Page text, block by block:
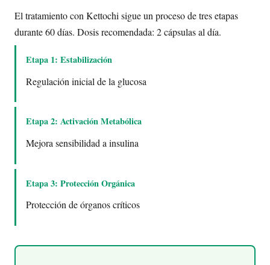
El tratamiento con Kettochi sigue un proceso de tres etapas
durante 60 días. Dosis recomendada: 2 cápsulas al día.
Etapa 1: Estabilización
Regulación inicial de la glucosa
Etapa 2: Activación Metabólica
Mejora sensibilidad a insulina
Etapa 3: Protección Orgánica
Protección de órganos críticos